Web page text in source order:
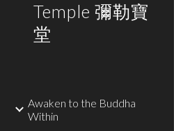
Temple 彌勒寶
堂
Awaken to the Buddha
Within